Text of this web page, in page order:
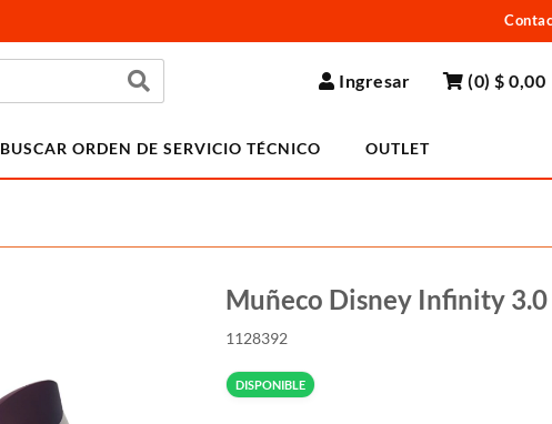
Ingresar (0)$ 0,00
BUSCAR ORDEN DE SERVICIO TÉCNICO OUTLET
Muñeco Disney Infinity
1128392
DISPONIBLE